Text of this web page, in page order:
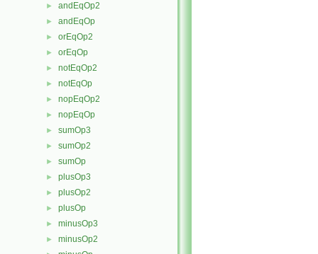
► andEqOp2
► andEqOp
► orEqOp2
► orEqOp
► notEqOp2
► notEqOp
► nopEqOp2
► nopEqOp
► sumOp3
► sumOp2
► sumOp
► plusOp3
► plusOp2
► plusOp
► minusOp3
► minusOp2